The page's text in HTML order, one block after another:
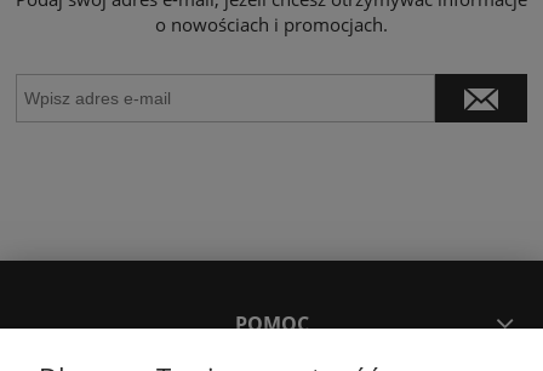
o nowościach i promocjach.
POMOC